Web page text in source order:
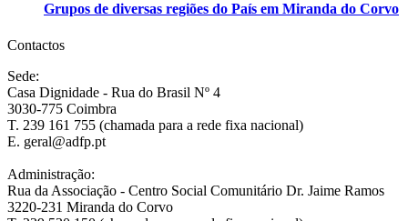
Grupos de diversas regiões do País em Miranda do Corvo
Contactos
Sede:
Casa Dignidade - Rua do Brasil Nº 4
3030-775 Coimbra
T. 239 161 755 (chamada para a rede fixa nacional)
E. geral@adfp.pt
Administração:
Rua da Associação - Centro Social Comunitário Dr. Jaime Ramos
3220-231 Miranda do Corvo